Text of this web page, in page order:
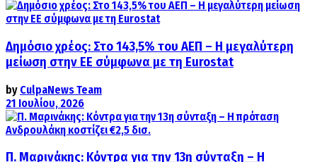
Δημόσιο χρέος: Στο 143,5% του ΑΕΠ – Η μεγαλύτερη
μείωση στην ΕΕ σύμφωνα με τη Eurostat
by CulpaNews Team
21 Ιουλίου, 2026
Π. Μαρινάκης: Κόντρα για την 13η σύνταξη – Η